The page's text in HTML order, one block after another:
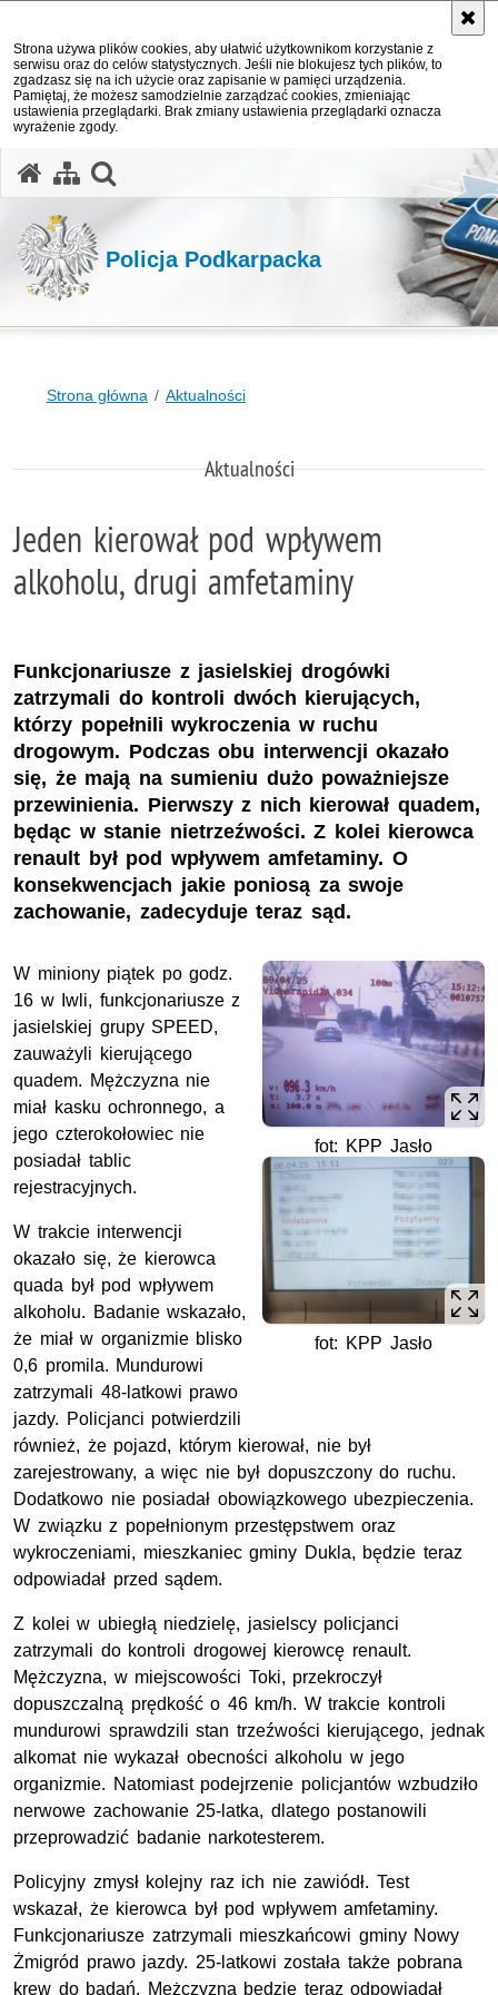
Strona używa plików cookies, aby ułatwić użytkownikom korzystanie z
serwisu oraz do celów statystycznych. Jeśli nie blokujesz tych plików, to
zgadzasz się na ich użycie oraz zapisanie w pamięci urządzenia.
Pamiętaj, że możesz samodzielnie zarządzać cookies, zmieniając
ustawienia przeglądarki. Brak zmiany ustawienia przeglądarki oznacza
wyrażenie zgody.
Policja Podkarpacka
Strona główna Aktualności
Aktualności
Jeden kierował pod wpływem
alkoholu, drugi amfetaminy
Funkcjonariusze z jasielskiej drogówki
zatrzymali do kontroli dwóch kierujących,
którzy popełnili wykroczenia w ruchu
drogowym. Podczas obu interwencji okazało
się, że mają na sumieniu dużo poważniejsze
przewinienia. Pierwszy z nich kierował quadem,
będąc w stanie nietrzeźwości. Z kolei kierowca
renault był pod wpływem amfetaminy. O
konsekwencjach jakie poniosą za swoje
zachowanie, zadecyduje teraz sąd.
fot: KPP Jasło
fot: KPP Jasło
W miniony piątek po godz.
16 w Iwli, funkcjonariusze z
jasielskiej grupy SPEED,
zauważyli kierującego
quadem. Mężczyzna nie
miał kasku ochronnego, a
jego czterokołowiec nie
posiadał tablic
rejestracyjnych.
W trakcie interwencji
okazało się, że kierowca
quada był pod wpływem
alkoholu. Badanie wskazało,
że miał w organizmie blisko
0,6 promila. Mundurowi
zatrzymali 48-latkowi prawo
jazdy. Policjanci potwierdzili
również, że pojazd, którym kierował, nie był
zarejestrowany, a więc nie był dopuszczony do ruchu.
Dodatkowo nie posiadał obowiązkowego ubezpieczenia.
W związku z popełnionym przestępstwem oraz
wykroczeniami, mieszkaniec gminy Dukla, będzie teraz
odpowiadał przed sądem.
Z kolei w ubiegłą niedzielę, jasielscy policjanci
zatrzymali do kontroli drogowej kierowcę renault.
Mężczyzna, w miejscowości Toki, przekroczył
dopuszczalną prędkość o 46 km/h. W trakcie kontroli
mundurowi sprawdzili stan trzeźwości kierującego, jednak
alkomat nie wykazał obecności alkoholu w jego
organizmie. Natomiast podejrzenie policjantów wzbudziło
nerwowe zachowanie 25-latka, dlatego postanowili
przeprowadzić badanie narkotesterem.
Policyjny zmysł kolejny raz ich nie zawiódł. Test
wskazał, że kierowca był pod wpływem amfetaminy.
Funkcjonariusze zatrzymali mieszkańcowi gminy Nowy
Żmigród prawo jazdy. 25-latkowi została także pobrana
krew do badań. Mężczyzna będzie teraz odpowiadał